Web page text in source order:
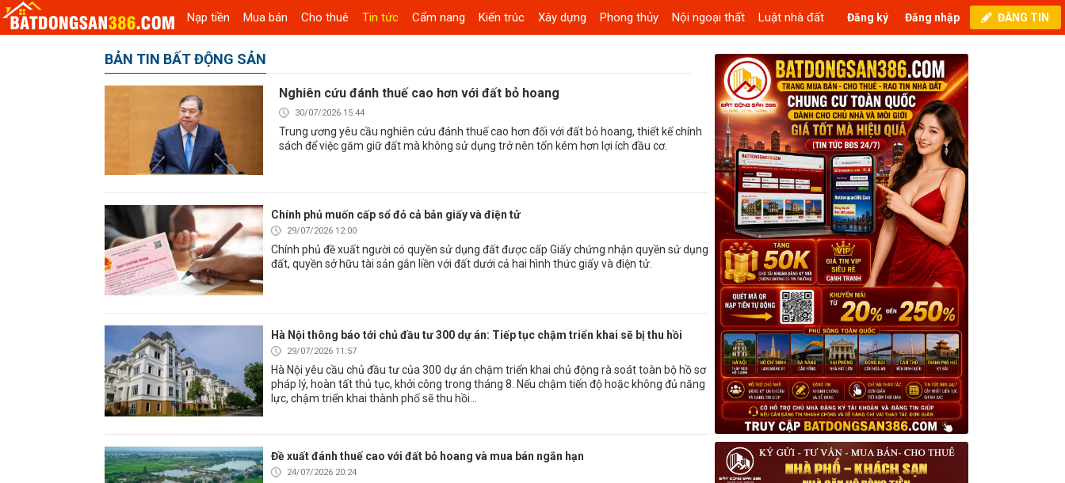
Nạp tiền Mua bán Cho thuê Tin tức Cẩm nang Kiến trúc Xây dựng Phong thủy Nội ngoại thất Luật nhà đất ĐĂNG TIN
Đăng nhập
Đăng ký
BẢN TIN BẤT ĐỘNG SẢN
Nghiên cứu đánh thuế cao hơn với đất bỏ hoang
30/07/2026 15:44
Trung ương yêu cầu nghiên cứu đánh thuế cao hơn đối với đất bỏ hoang, thiết kế chính
sách để việc găm giữ đất mà không sử dụng trở nên tốn kém hơn lợi ích đầu cơ.
Chính phủ muốn cấp sổ đỏ cả bản giấy và điện tử
29/07/2026 12:00
Chính phủ đề xuất người có quyền sử dụng đất được cấp Giấy chứng nhận quyền sử dụng
đất, quyền sở hữu tài sản gắn liền với đất dưới cả hai hình thức giấy và điện tử.
Hà Nội thông báo tới chủ đầu tư 300 dự án: Tiếp tục chậm triển khai sẽ bị thu hồi
29/07/2026 11:57
Hà Nội yêu cầu chủ đầu tư của 300 dự án chậm triển khai chủ động rà soát toàn bộ hồ sơ
pháp lý, hoàn tất thủ tục, khởi công trong tháng 8. Nếu chậm tiến độ hoặc không đủ năng
lực, chậm triển khai thành phố sẽ thu hồi...
Đề xuất đánh thuế cao với đất bỏ hoang và mua bán ngắn hạn
24/07/2026 20:24